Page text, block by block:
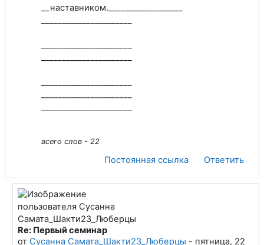
__наставником.__________________
всего слов - 22
Постоянная ссылка Ответить
В ответ на Светлана Бхарго. 24 Гаятри. Владивосток.
Re: Первый семинар
от Сусанна Самата_Шакти23_Люберцы - пятница, 22